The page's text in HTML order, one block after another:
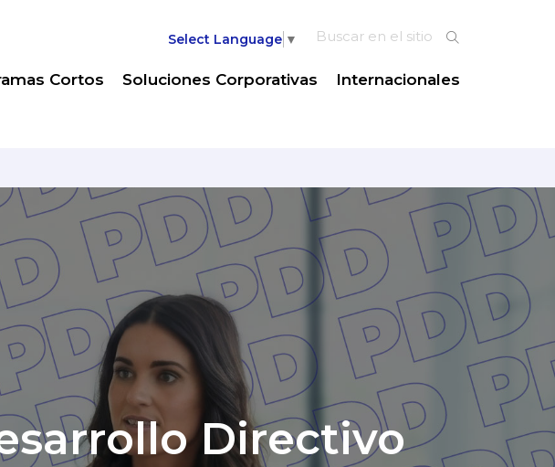
Select Language ▼
Cortos Soluciones Corporativas Internacionales
Directivo